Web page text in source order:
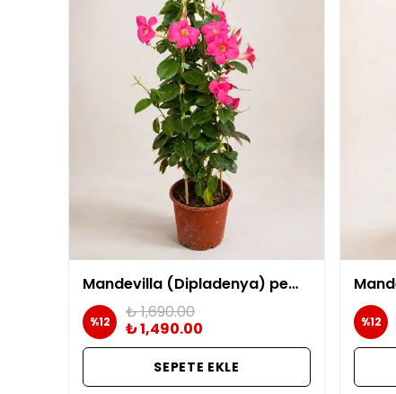
Mandevilla (Dipladenya) pembe
%12
₺ 1,690.00
₺ 1,490.00
SEPETE EKLE
%12